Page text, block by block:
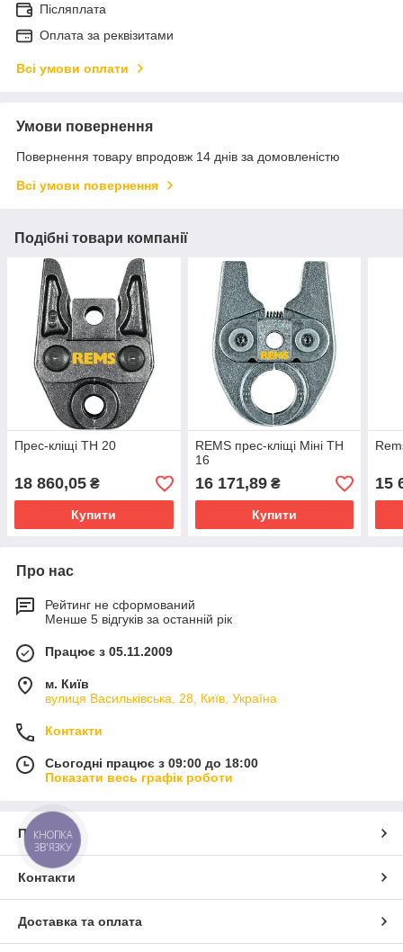
Післяплата
Оплата за реквізитами
Всі умови оплати
Умови повернення
Повернення товару впродовж 14 днів за домовленістю
Всі умови повернення
Подібні товари компанії
Прес-кліщі TH 20
18 860,05 ₴
Купити
REMS прес-кліщі Міні TH
16
16 171,89₴
Купити
15
Про нас
Рейтинг не сформований
Менше 5 відгуків за останній рік
Працює з 05.11.2009
м. Київ
вулиця Васильківська, 28, Київ, Україна
Контакти
Сьогодні працює з 09:00 до 18:00
Показати весь графік роботи
Про нас
Контакти
Доставка та оплата
КНОПКА
ЗВ'ЯЗКУ